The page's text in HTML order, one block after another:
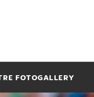
FOTOGALLERY